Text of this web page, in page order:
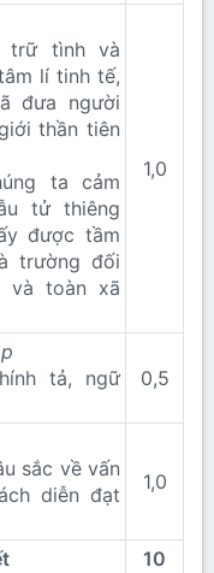
trữ tình và
lí tinh tế,
đưa người
thần tiên
ta cảm
tử thiêng
được tầm
trường đối
và toàn xã
1,0​
tả, ngữ
0,5​
sắc về vấn
diễn đạt
1,0​
10